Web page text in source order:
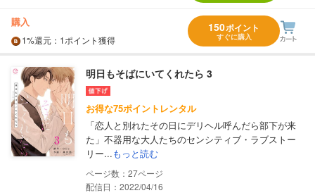
購入
1%還元 ：1ポイント獲得
150ポイント
すぐに購入
明日もそばにいてくれたら 3
お得な75ポイントレンタル
「恋人と別れたその日にデリヘル呼んだら部下が来
た」不器用な大人たちのセンシティブ・ラブストー
リー...もっと読む
27
配信日：2022/04/16